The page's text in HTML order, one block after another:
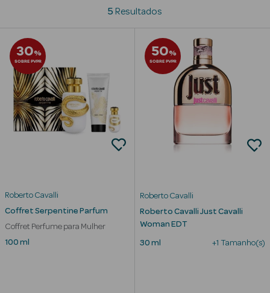
Beauty Season
Cuidados de
Cabelo
Beauty Season
Maquilhagem
Beauty Season
Nutricosmética
Beauty Season
5 Resultados
30%
SOBRE PVPR
Roberto Cavalli
Coffret Serpentine Parfum
Coffret Perfume para Mulher
100 ml
50%
SOBRE PVPR
Roberto Cavalli
Roberto Cavalli Just Cavalli
Woman EDT
30 ml +1 Tamanho(s)